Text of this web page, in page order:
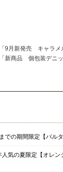
での期間限定【パル
人気の夏限定【オレ
9月新発売 キャラメ
新商品 個包装デニッ